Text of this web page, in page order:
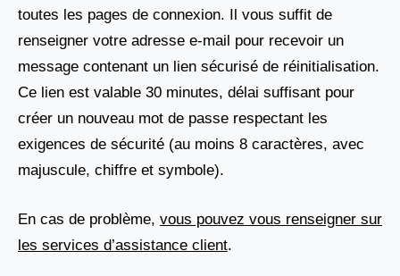
toutes les pages de connexion. Il vous suffit de
renseigner votre adresse e-mail pour recevoir un
message contenant un lien sécurisé de réinitialisation.
Ce lien est valable 30 minutes, délai suffisant pour
créer un nouveau mot de passe respectant les
exigences de sécurité (au moins 8 caractères, avec
majuscule, chiffre et symbole).
En cas de problème, vous pouvez vous renseigner sur
les services d’assistance client.